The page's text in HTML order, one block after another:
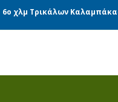
6o χλμ Τρικάλων
ΜΟΝΆΔΕΣ